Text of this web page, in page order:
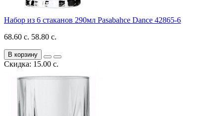
Набор из 6 стаканов 290мл Pasabahce Dance 42865-6
68.60 с. 58.80 с.
В корзину
Скидка: 15.00 с.